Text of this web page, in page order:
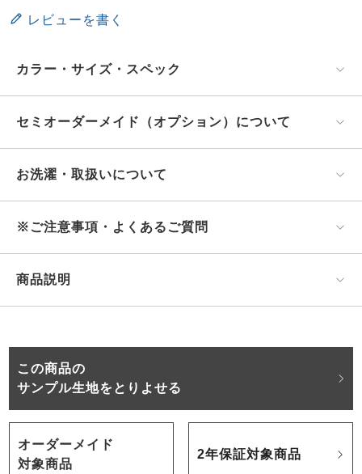
レビューを書く
カラー・サイズ・スペック
セミオーダーメイド（オプション）について
お洗濯・取扱いについて
※ご注意事項・よくあるご質問
商品説明
この商品の
サンプル生地をとりよせる
オーダーメイド
対象商品
2年保証対象商品